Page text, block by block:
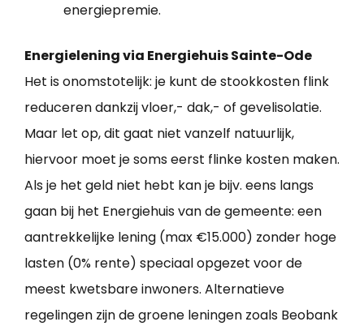
energiepremie.
Energielening via Energiehuis Sainte-Ode
Het is onomstotelijk: je kunt de stookkosten flink
reduceren dankzij vloer,- dak,- of gevelisolatie.
Maar let op, dit gaat niet vanzelf natuurlijk,
hiervoor moet je soms eerst flinke kosten maken.
Als je het geld niet hebt kan je bijv. eens langs
gaan bij het Energiehuis van de gemeente: een
aantrekkelijke lening (max €15.000) zonder hoge
lasten (0% rente) speciaal opgezet voor de
meest kwetsbare inwoners. Alternatieve
regelingen zijn de groene leningen zoals Beobank